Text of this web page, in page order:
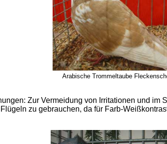
Arabische Trommeltaube
Zur Vermeidung von Irritationen und
zu gebrauchen, da für Farb-